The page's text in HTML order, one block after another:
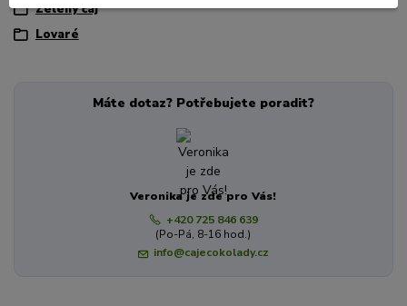
Zelený čaj
Lovaré
Máte dotaz? Potřebujete poradit?
Veronika je zde pro Vás!
+420 725 846 639
(Po-Pá, 8-16 hod.)
info@cajecokolady.cz